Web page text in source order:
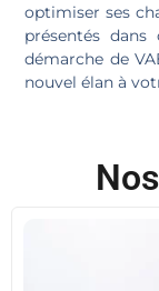
optimiser ses
présentés
démarche de
nouvel élan à